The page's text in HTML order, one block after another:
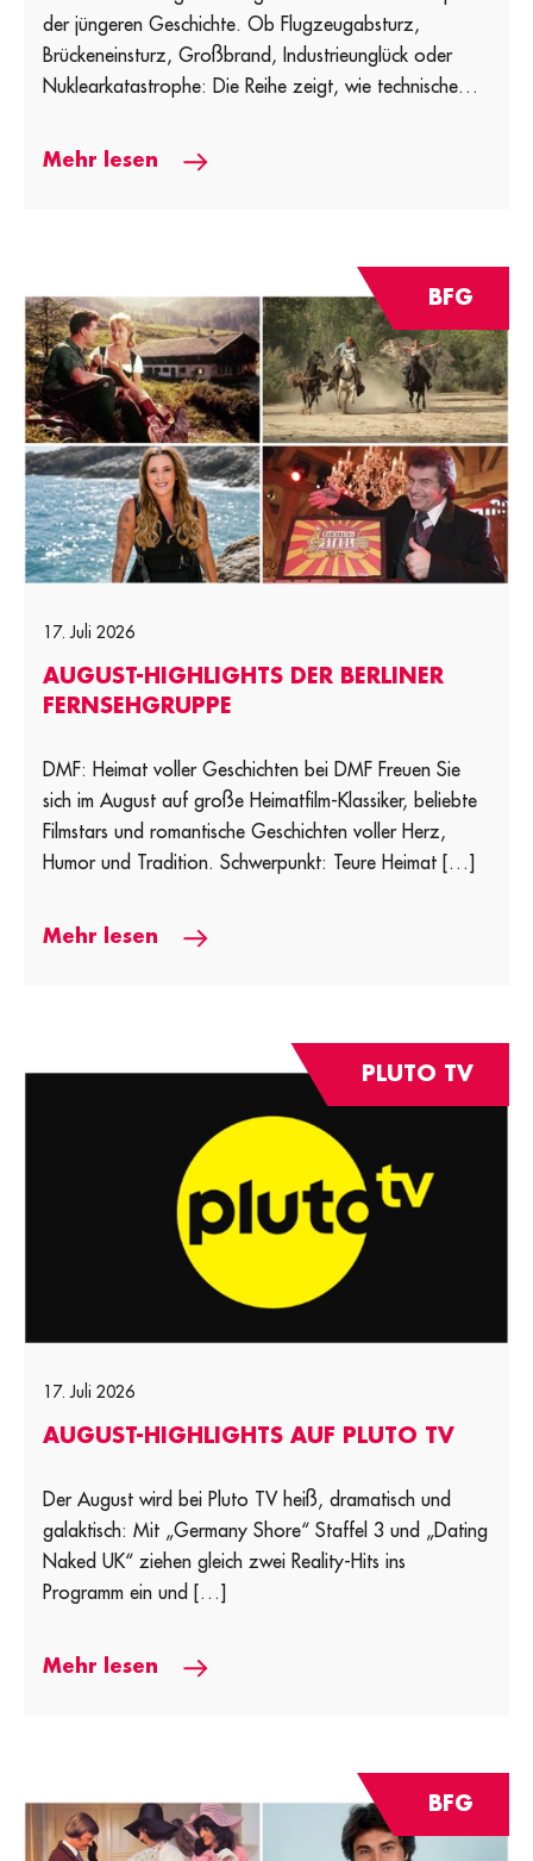
der jüngeren Geschichte. Ob Flugzeugabsturz,
Brückeneinsturz, Großbrand, Industrieunglück oder
Nuklearkatastrophe: Die Reihe zeigt, wie technische
Mehr lesen
BFG
17. Juli 2026
AUGUST-HIGHLIGHTS DER BERLINER
FERNSEHGRUPPE
DMF: Heimat voller Geschichten bei DMF Freuen Sie
sich im August auf große Heimatfilm-Klassiker, beliebte
Filmstars und romantische Geschichten voller Herz,
Humor und Tradition. Schwerpunkt: Teure Heimat […]
Mehr lesen
PLUTO TV
17. Juli 2026
AUGUST-HIGHLIGHTS AUF PLUTO TV
Der August wird bei Pluto TV heiß, dramatisch und
galaktisch: Mit „Germany Shore“ Staffel 3 und „Dating
Naked UK“ ziehen gleich zwei Reality-Hits ins
Programm ein und […]
Mehr lesen
BFG